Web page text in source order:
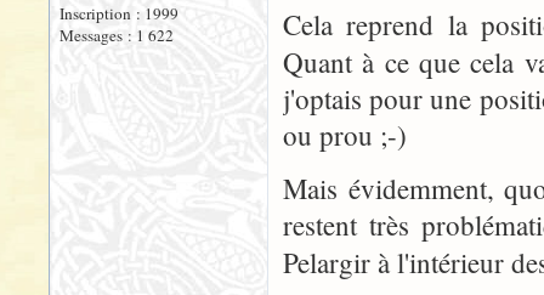
Inscription : 1999
Messages : 1 622
Cela reprend la
Quant à ce que cela
j'optais pour une
ou prou ;-)
Mais évidemment,
restent très
Pelargir à l'intérieur